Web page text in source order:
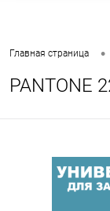
Главная страница •